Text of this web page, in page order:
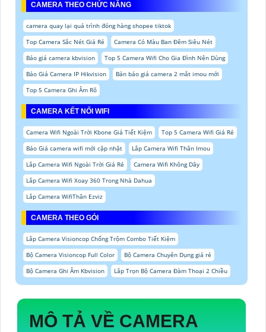
CAMERA THEO CHỨC NĂNG
camera quay lại quá trình đóng hàng shopee tiktok
Top Camera Sắc Nét Giá Rẻ
Camera Có Màu Ban Đêm Siêu Nét
Báo giá camera kbvision
Top 5 Camera Wifi Cho Gia Đình Nên Dùng
Báo Giá Camera IP Hikvision
Bản báo giá camera 2 mắt imou mới
Top 5 Camera Ghi Âm Rõ
CAMERA KẾT NỐI WIFI
Camera Wifi Ngoài Trời Kbone Giá Tiết Kiệm
Top 5 Camera Wifi Giá Rẻ
Báo Giá camera wifi mới cập nhật
Lắp Camera Wifi Thân Imou
Lắp Camera Wifi Ngoài Trời Giá Rẻ
Camera Wifi Không Dây
Lắp Camera Wifi Xoay 360 Trong Nhà Dahua
Lắp Camera WifiThân Ezviz
CAMERA THEO GÓI
Lắp Camera Visioncop Chống Trộm Combo Tiết Kiệm
Bộ Camera Visioncop Full Color
Bộ Camera Chuyên Dụng giá rẻ
Bộ Camera Ghi Âm Kbvision
Lắp Trọn Bộ Camera Đàm Thoại 2 Chiều
MÔ TẢ VỀ CAMERA